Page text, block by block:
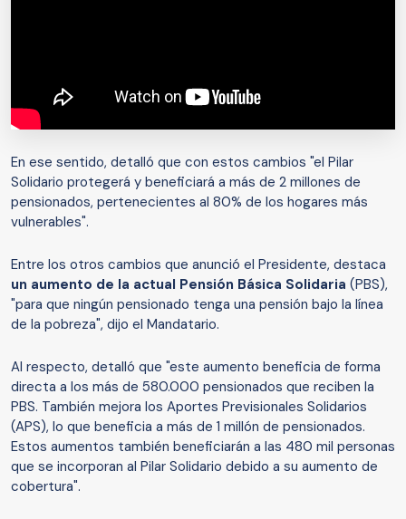
En ese sentido, detalló que con estos cambios "el Pilar
Solidario protegerá y beneficiará a más de 2 millones de
pensionados, pertenecientes al 80% de los hogares más
vulnerables".
Entre los otros cambios que anunció el Presidente, destaca
un aumento de la actual Pensión Básica Solidaria (PBS),
"para que ningún pensionado tenga una pensión bajo la línea
de la pobreza", dijo el Mandatario.
Al respecto, detalló que "este aumento beneficia de forma
directa a los más de 580.000 pensionados que reciben la
PBS. También mejora los Aportes Previsionales Solidarios
(APS), lo que beneficia a más de 1 millón de pensionados.
Estos aumentos también beneficiarán a las 480 mil personas
que se incorporan al Pilar Solidario debido a su aumento de
cobertura".